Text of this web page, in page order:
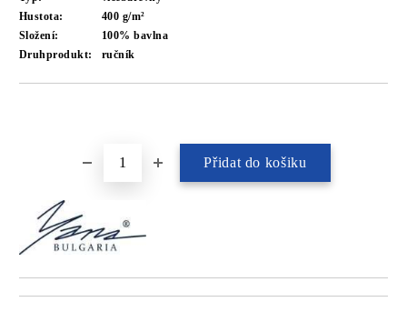
Hustota:
400 g/m²
Složení:
100% bavlna
Druhprodukt:
ručník